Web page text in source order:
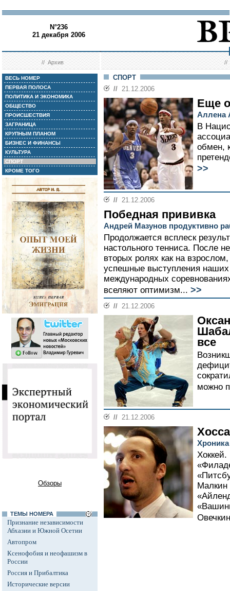
N°236
21 декабря 2006
//Архив //
ВЕСЬ НОМЕР
ПЕРВАЯ ПОЛОСА
ПОЛИТИКА И ЭКОНОМИКА
ОБЩЕСТВО
ПРОИСШЕСТВИЯ
ЗАГРАНИЦА
КРУПНЫМ ПЛАНОМ
БИЗНЕС И ФИНАНСЫ
КУЛЬТУРА
СПОРТ
КРОМЕ ТОГО
Обзоры
ТЕМЫ НОМЕРА
Признание независимости
Абхазии и Южной Осетии
Автопром
Ксенофобия и неофашизм в
России
Россия и Прибалтика
Исторические версии
СПОРТ
// 21.12.2006
Еще
Аллена
В
обмен,
>>
// 21.12.2006
Победная прививка
Андрей Мазунов продуктивно
Продолжается всплеск
настольного тенниса. После
вторых ролях как на
успешные выступления наших
международных
вселяют оптимизм... >>
// 21.12.2006
все
можно
// 21.12.2006
Малкин